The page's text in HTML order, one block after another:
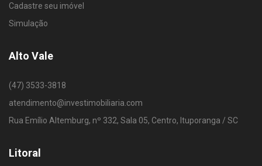
Cadastre seu imóvel
Simulação
Alto Vale
(47) 3533-3818
atendimento@investimobiliaria.com
Rua Emílio Altemburg, nº 332, Sala 05, Centro, Ituporanga / SC
Litoral